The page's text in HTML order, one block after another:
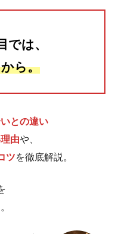
では、
ら。
との違い
由や、
ツを徹底解説。